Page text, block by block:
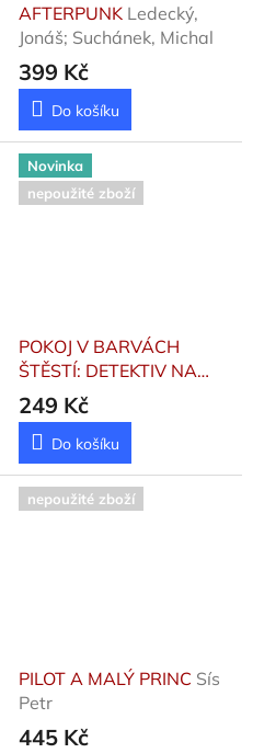
AFTERPUNK Ledecký,
Jonáš; Suchánek, Michal
399 Kč
Do košíku
Novinka
nepoužité zboží
POKOJ V BARVÁCH
ŠTĚSTÍ: DETEKTIV NA
SCESTÍ 1
249 Kč
Do košíku
nepoužité zboží
PILOT A MALÝ PRINC Sís
Petr
445 Kč